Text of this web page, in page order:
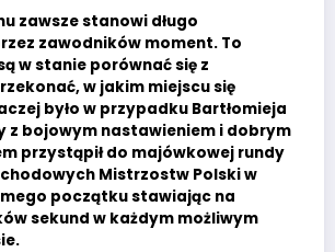
zawsze stanowi długo
zawodników moment. To
w stanie porównać się z
w jakim miejscu się
było w przypadku Bartłomieja
z bojowym nastawieniem i dobrym
przystąpił do majówkowej rundy
Mistrzostw Polski w
początku stawiając na
sekund w każdym możliwym